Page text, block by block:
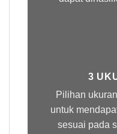
3
Pilihan
untuk
sesuai pada